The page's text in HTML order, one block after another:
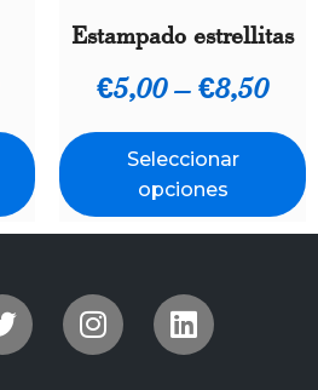
Estampado estrellitas
€5,00– €8,50
Seleccionar
opciones